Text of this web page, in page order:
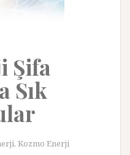
Şifa
Sık
, Kozmo Enerji